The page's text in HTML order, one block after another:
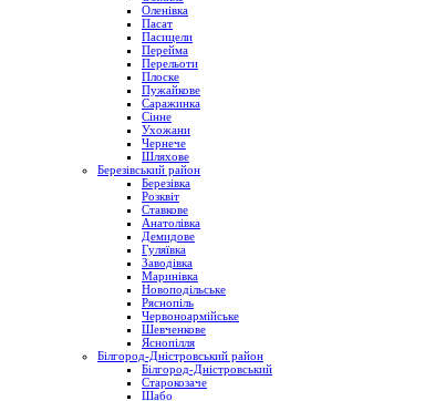
Оленівка
Пасат
Пасицели
Перейма
Перельоти
Плоске
Пужайкове
Саражинка
Сінне
Ухожани
Чернече
Шляхове
Березівський район
Березівка
Розквіт
Ставкове
Анатолівка
Демидове
Гуляївка
Заводівка
Маринівка
Новоподільське
Ряснопіль
Червоноармійське
Шевченкове
Яснопілля
Білгород-Дністровський район
Білгород-Дністровський
Старокозаче
Шабо